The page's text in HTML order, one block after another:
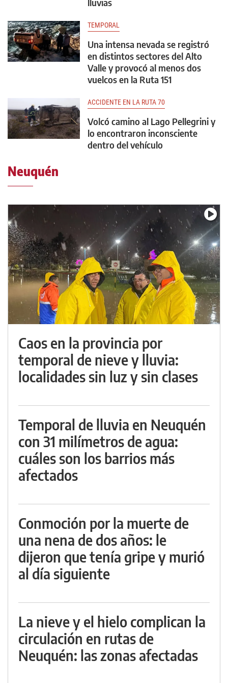
TEMPORAL
Una intensa nevada se registró
en distintos sectores del Alto
Valle y provocó al menos dos
vuelcos en la Ruta 151
ACCIDENTE EN LA RUTA 70
Volcó camino al Lago Pellegrini y
lo encontraron inconsciente
dentro del vehículo
Neuquén
Caos en la provincia por
temporal de nieve y lluvia:
localidades sin luz y sin clases
Temporal de lluvia en Neuquén
con 31 milímetros de agua:
cuáles son los barrios más
afectados
Conmoción por la muerte de
una nena de dos años: le
dijeron que tenía gripe y murió
al día siguiente
La nieve y el hielo complican la
circulación en rutas de
Neuquén: las zonas afectadas